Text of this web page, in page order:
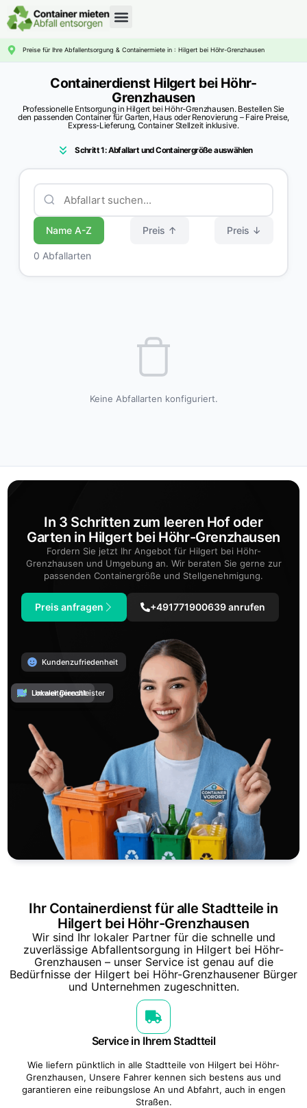
Preise für Ihre Abfallentsorgung & Containermiete in : Hilgert bei Höhr-Grenzhausen
Containerdienst Hilgert bei Höhr-
Grenzhausen
Professionelle Entsorgung in Hilgert bei Höhr-Grenzhausen. Bestellen Sie
den passenden Container für Garten, Haus oder Renovierung – Faire Preise,
Express-Lieferung, Container Stellzeit inklusive.
Schritt 1: Abfallart und Containergröße auswählen
Name A-Z Preis ↑ Preis ↓
0 Abfallarten
Keine Abfallarten konfiguriert.
In 3 Schritten zum leeren Hof oder
Garten in Hilgert bei Höhr-Grenzhausen
Fordern Sie jetzt Ihr Angebot für Hilgert bei Höhr-
Grenzhausen und Umgebung an. Wir beraten Sie gerne zur
passenden Containergröße und Stellgenehmigung.
Preis anfragen +491771900639 anrufen
Kundenzufriedenheit
Umweltgerecht
Lokaler Dienstleister
Ihr Containerdienst für alle Stadtteile in
Hilgert bei Höhr-Grenzhausen
Wir sind Ihr lokaler Partner für die schnelle und
zuverlässige Abfallentsorgung in Hilgert bei Höhr-
Grenzhausen – unser Service ist genau auf die
Bedürfnisse der Hilgert bei Höhr-Grenzhausener Bürger
und Unternehmen zugeschnitten.
Service in Ihrem Stadtteil
Wie liefern pünktlich in alle Stadtteile von Hilgert bei Höhr-
Grenzhausen, Unsere Fahrer kennen sich bestens aus und
garantieren eine reibungslose An und Abfahrt, auch in engen
Straßen.